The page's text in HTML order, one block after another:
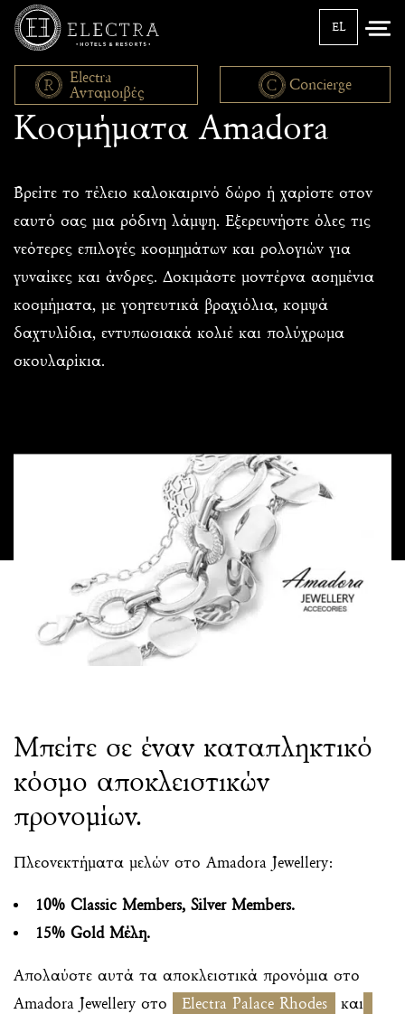
EL
Electra
Ανταμοιβές
Concierge
Κοσμήματα Amadora
Βρείτε το τέλειο καλοκαιρινό δώρο ή χαρίστε στον
εαυτό σας μια ρόδινη λάμψη. Εξερευνήστε όλες τις
νεότερες επιλογές κοσμημάτων και ρολογιών για
γυναίκες και άνδρες. Δοκιμάστε μοντέρνα ασημένια
κοσμήματα, με γοητευτικά βραχιόλια, κομψά
δαχτυλίδια, εντυπωσιακά κολιέ και πολύχρωμα
σκουλαρίκια.
Μπείτε σε έναν καταπληκτικό
κόσμο αποκλειστικών
προνομίων.
Πλεονεκτήματα μελών στο Amadora Jewellery:
10% Classic Members, Silver Members.
15% Gold Μέλη.
Απολαύστε αυτά τα αποκλειστικά προνόμια στο
Amadora Jewellery στο
Electra Palace Rhodes
και